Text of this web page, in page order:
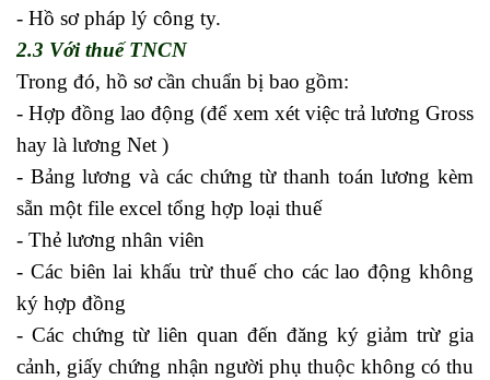
- Hồ sơ pháp lý công ty.
2.3 Với thuế TNCN
Trong đó, hồ sơ cần chuẩn bị bao gồm:
- Hợp đồng lao động (để xem xét việc trả lương Gross
hay là lương Net )
- Bảng lương và các chứng từ thanh toán lương kèm
sẵn một file excel tổng hợp loại thuế
- Thẻ lương nhân viên
- Các biên lai khấu trừ thuế cho các lao động không
ký hợp đồng
- Các chứng từ liên quan đến đăng ký giảm trừ gia
cảnh, giấy chứng nhận người phụ thuộc không có thu